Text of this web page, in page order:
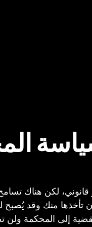
لكن هناك
منك وقد